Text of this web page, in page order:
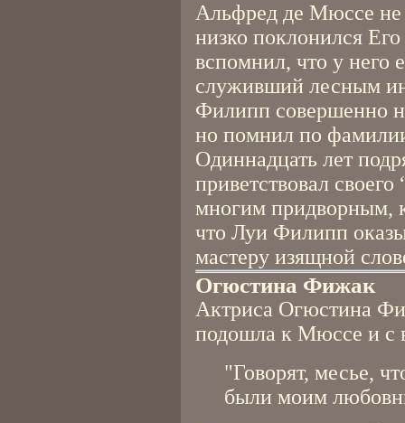
Альфред де Мюссе не
низко поклонился
вспомнил, что у него
служивший лесным
Филипп совершенно
но помнил по
Одиннадцать лет
приветствовал
многим придворным,
что Луи Филипп
мастеру изящной
Огюстина Фижак
Актриса Огюстина
подошла к Мюссе и с
"Говорят, месье,
были моим